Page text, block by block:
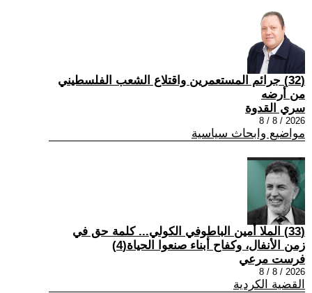
(32) جرائم المستعمرين واقتلاع الشعب الفلسطيني
من أرضه
سري القدوة
2026 / 8 / 8
مواضيع وابحاث سياسية
(33) الملا أمين الباطوفي الكولي... كلمة حق في
زمن الأنفال، وكفاح أبناء صنعوا الحياة(4)
فرست مرعي
2026 / 8 / 8
القضية الكردية